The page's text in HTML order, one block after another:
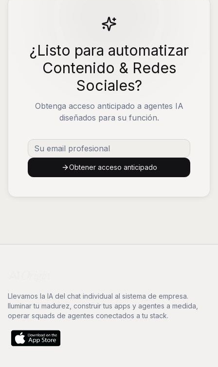
¿Listo para automatizar
Contenido & Redes
Sociales?
Obtenga acceso anticipado a agentes IA
diseñados para su función.
Obtener acceso anticipado
Llevamos la IA del chat individual al sistema de empresa.
Iluminar tu madurez, construir tus apps y agentes a medida,
operar squads de agentes conectados a tu stack.